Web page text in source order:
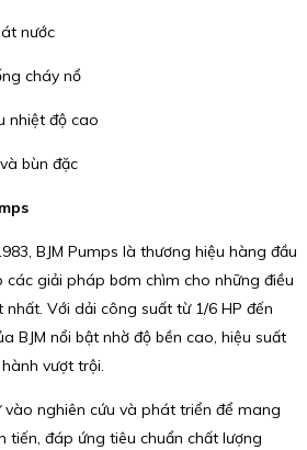
nước
cháy nổ
nhiệt độ cao
bùn đặc
BJM Pumps là thương hiệu hàng đầu
các giải pháp bơm chìm cho những điều
Với dải công suất từ 1/6 HP đến
BJM nổi bật nhờ độ bền cao, hiệu suất
vượt trội.
vào nghiên cứu và phát triển để mang
tiến, đáp ứng tiêu chuẩn chất lượng